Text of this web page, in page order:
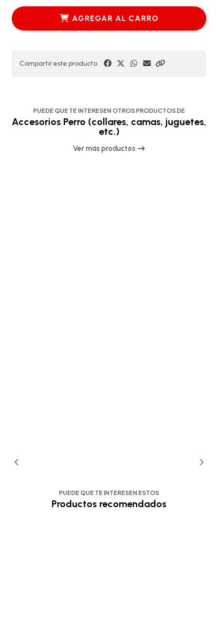
AGREGAR AL CARRO
Compartir este producto
PUEDE QUE TE INTERESEN OTROS PRODUCTOS DE
Accesorios Perro (collares, camas, juguetes,
etc.)
Ver más productos
PUEDE QUE TE INTERESEN ESTOS
Productos recomendados